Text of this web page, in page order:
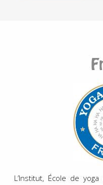
L’Institut, École de